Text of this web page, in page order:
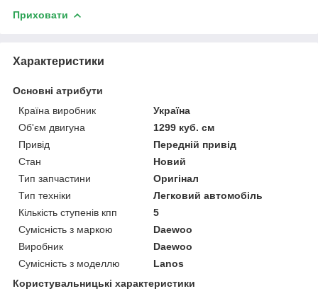
Приховати
Характеристики
Основні атрибути
Країна виробник
Україна
Об'єм двигуна
1299 куб. см
Привід
Передній привід
Стан
Новий
Тип запчастини
Оригінал
Тип техніки
Легковий автомобіль
Кількість ступенів кпп
5
Сумісність з маркою
Daewoo
Виробник
Daewoo
Сумісність з моделлю
Lanos
Користувальницькі характеристики